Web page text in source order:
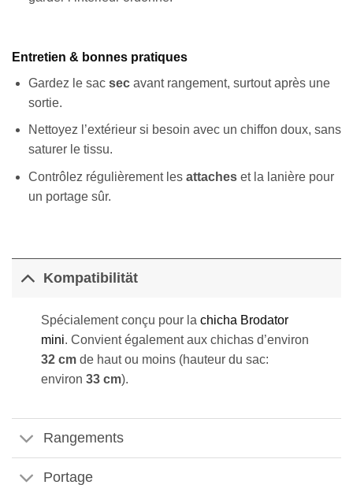
Entretien & bonnes pratiques
Gardez le sac secavant rangement, surtout après une
sortie.
Nettoyez l’extérieur si besoin avec un chiffon doux, sans
saturer le tissu.
Contrôlez régulièrement les attacheset la lanière pour
un portage sûr.
Kompatibilität
Spécialement conçu pour la chicha Brodator
mini. Convient également aux chichas d’environ
32 cmde haut ou moins (hauteur du sac:
environ 33 cm).
Rangements
Portage